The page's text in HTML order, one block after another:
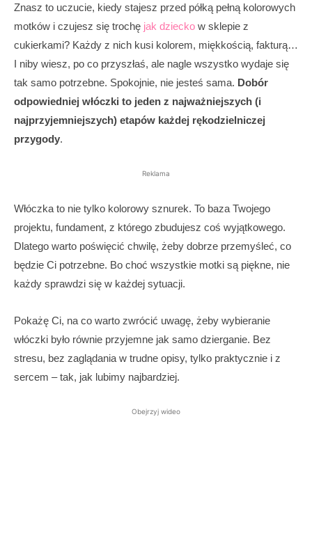
Znasz to uczucie, kiedy stajesz przed półką pełną kolorowych
motków i czujesz się trochę jak dziecko w sklepie z
cukierkami? Każdy z nich kusi kolorem, miękkością, fakturą…
I niby wiesz, po co przyszłaś, ale nagle wszystko wydaje się
tak samo potrzebne. Spokojnie, nie jesteś sama. Dobór
odpowiedniej włóczki to jeden z najważniejszych (i
najprzyjemniejszych) etapów każdej rękodzielniczej
przygody.
Reklama
Włóczka to nie tylko kolorowy sznurek. To baza Twojego
projektu, fundament, z którego zbudujesz coś wyjątkowego.
Dlatego warto poświęcić chwilę, żeby dobrze przemyśleć, co
będzie Ci potrzebne. Bo choć wszystkie motki są piękne, nie
każdy sprawdzi się w każdej sytuacji.
Pokażę Ci, na co warto zwrócić uwagę, żeby wybieranie
włóczki było równie przyjemne jak samo dzierganie. Bez
stresu, bez zaglądania w trudne opisy, tylko praktycznie i z
sercem – tak, jak lubimy najbardziej.
Obejrzyj wideo